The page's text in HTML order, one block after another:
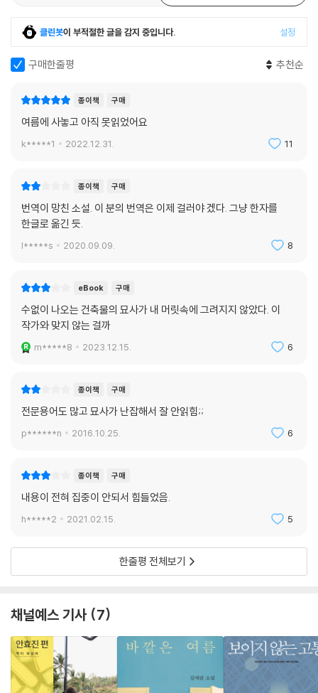
클린봇이 부적절한 글을 감지 중입니다. 설정
구매한줄평 추천순
종이책 구매
여름에 사놓고 아직 못읽었어요
k*****1 2022.12.31. 11
종이책 구매
번역이 망친 소설. 이 분의 번역은 이제 걸러야 겠다. 그냥 한자를
한글로 옮긴 듯.
l*****s 2020.09.09. 8
eBook 구매
수없이 나오는 건축물의 묘사가 내 머릿속에 그려지지 않았다. 이
작가와 맞지 않는 걸까
m*****8 2023.12.15. 6
종이책 구매
전문용어도 많고 묘사가 난잡해서 잘 안읽힘;;
p******n 2016.10.25. 6
종이책 구매
내용이 전혀 집중이 안되서 힘들었음.
h*****2 2021.02.15. 5
한줄평 전체보기
채널예스 기사 7